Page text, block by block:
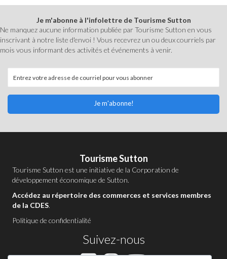
Je m'abonne à l'infolettre de Tourisme Sutton
Ne manquez aucune information publiée par Tourisme Sutton en vous
inscrivant à notre liste d'envoi ! Vous recevrez un ou deux courriels par
mois vous informant des activités et événements à venir.
Je m'abonne!
Tourisme Sutton
Tourisme Sutton est une initiative de la Corporation de
développement économique de Sutton.
Accédez au répertoire des commerces et services membres
de la CDES.
Politique de confidentialité
Suivez-nous